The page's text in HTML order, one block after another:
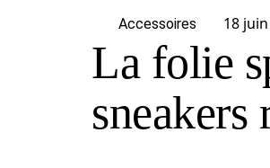
Accessoires 18
La folie
sneakers